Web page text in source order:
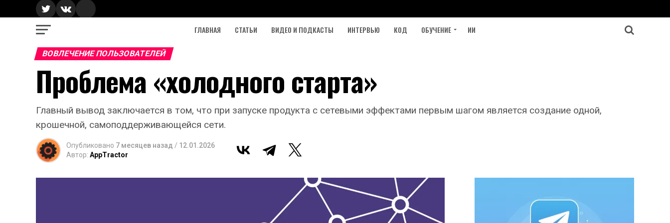
ГЛАВНАЯ СТАТЬИ ВИДЕО И ПОДКАСТЫ ИНТЕРВЬЮ КОД ОБУЧЕНИЕ ИИ
ВОВЛЕЧЕНИЕ ПОЛЬЗОВАТЕЛЕЙ
Проблема «холодного старта»
Главный вывод заключается в том, что при запуске продукта с сетевыми эффектами первым шагом является создание одной,
крошечной, самоподдерживающейся сети.
Опубликовано 7 месяцев назад / 12.01.2026
Автор: AppTractor